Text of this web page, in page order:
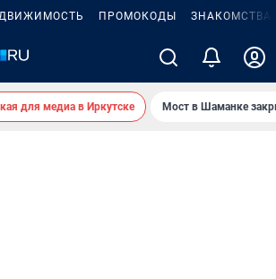
ПРОМОКОДЫ ЗНАКОМСТВА
для медиа в Иркутске Мост в Шаманке